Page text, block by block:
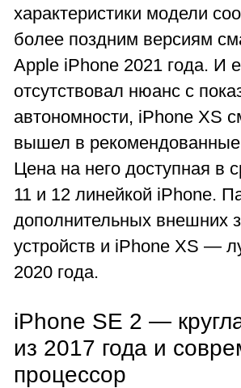
характеристики модели
более поздним версиям
Apple iPhone 2021 года. И
отсутствовал нюанс с
автономности, iPhone XS
вышел в
Цена на него доступная в
11 и 12 линейкой iPhone.
дополнительных внешних
устройств и iPhone XS —
2020 года.
iPhone SE 2 —
из 2017 года и
процессор